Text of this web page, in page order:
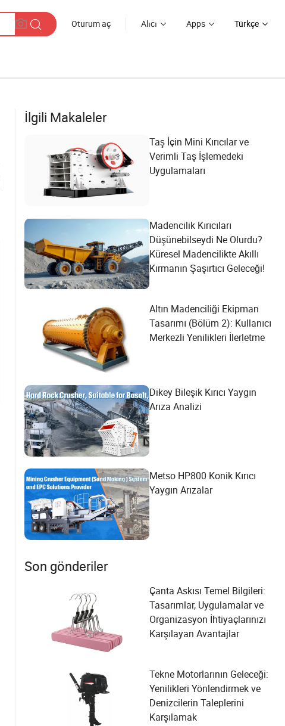
Oturum aç Alıcı Apps Türkçe
İlgili Makaleler
Taş İçin Mini Kırıcılar ve
Verimli Taş İşlemedeki
Uygulamaları
Madencilik Kırıcıları
Düşünebilseydi Ne Olurdu?
Küresel Madencilikte Akıllı
Kırmanın Şaşırtıcı Geleceği!
Altın Madenciliği Ekipman
Tasarımı (Bölüm 2): Kullanıcı
Merkezli Yenilikleri İlerletme
Dikey Bileşik Kırıcı Yaygın
Arıza Analizi
Metso HP800 Konik Kırıcı
Yaygın Arızalar
Son gönderiler
Çanta Askısı Temel Bilgileri:
Tasarımlar, Uygulamalar ve
Organizasyon İhtiyaçlarınızı
Karşılayan Avantajlar
Tekne Motorlarının Geleceği:
Yenilikleri Yönlendirmek ve
Denizcilerin Taleplerini
Karşılamak